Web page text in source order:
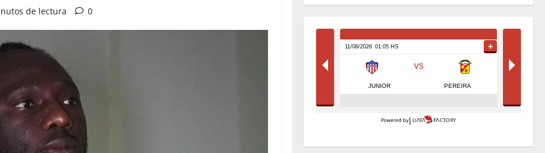
de lectura 0